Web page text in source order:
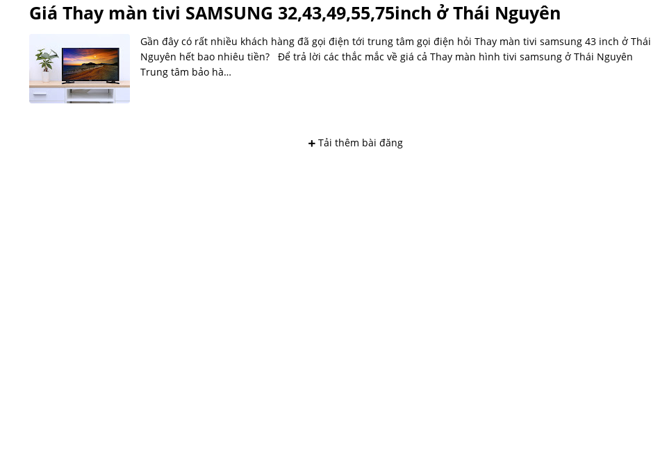
Giá Thay màn tivi SAMSUNG 32,43,49,55,75inch ở Thái Nguyên
Gần đây có rất nhiều khách hàng đã gọi điện tới trung tâm gọi điện hỏi Thay màn tivi samsung 43 inch ở Thái
Nguyên hết bao nhiêu tiền? Để trả lời các thắc mắc về giá cả Thay màn hình tivi samsung ở Thái Nguyên
Trung tâm bảo hà…
Tải thêm bài đăng